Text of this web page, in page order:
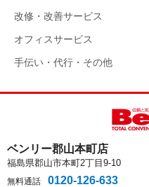
改修・改善サービス
オフィスサービス
手伝い・代行・その他
ベンリー郡山本町店
福島県郡山市本町2丁目9-10
無料通話 0120-126-633